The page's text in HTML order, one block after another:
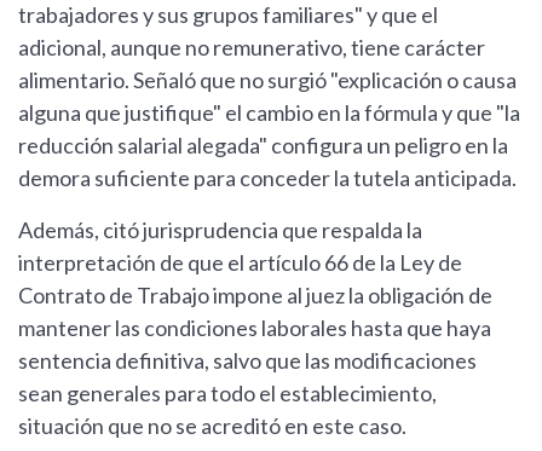
trabajadores y sus grupos familiares" y que el
adicional, aunque no remunerativo, tiene carácter
alimentario. Señaló que no surgió "explicación o causa
alguna que justifique" el cambio en la fórmula y que "la
reducción salarial alegada" configura un peligro en la
demora suficiente para conceder la tutela anticipada.
Además, citó jurisprudencia que respalda la
interpretación de que el artículo 66 de la Ley de
Contrato de Trabajo impone al juez la obligación de
mantener las condiciones laborales hasta que haya
sentencia definitiva, salvo que las modificaciones
sean generales para todo el establecimiento,
situación que no se acreditó en este caso.